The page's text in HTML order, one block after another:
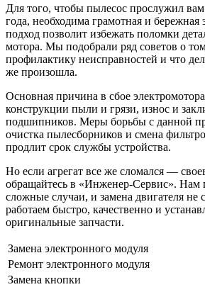
Для того, чтобы пылесос прослужил
года, необходима грамотная и бережная
подход позволит избежать поломки
мотора. Мы подобрали ряд советов о
профилактику неисправностей и что
же произошла.
Основная причина в сбое
конструкции пыли и грязи, износ и
подшипников. Меры борьбы с данной
очистка пылесборников и смена
продлит срок службы устройства.
Но если агрегат все же сломался —
обращайтесь в «Инженер-Сервис». Нам
сложные случаи, и замена двигателя не
работаем быстро, качественно и
оригинальные запчасти.
Замена электронного модуля
Ремонт электронного модуля
Замена кнопки